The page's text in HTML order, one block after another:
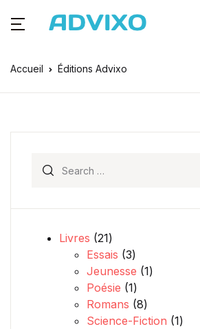
Accueil Éditions Advixo
Livres 2121 produits
Essais 33 produits
Jeunesse 11 produit
Poésie 11 produit
Romans 88 produits
Science-Fiction 11